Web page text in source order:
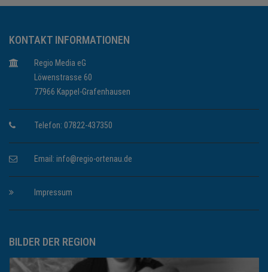
KONTAKT INFORMATIONEN
Regio Media eG
Löwenstrasse 60
77966 Kappel-Grafenhausen
Telefon: 07822-437350
Email: info@regio-ortenau.de
Impressum
BILDER DER REGION